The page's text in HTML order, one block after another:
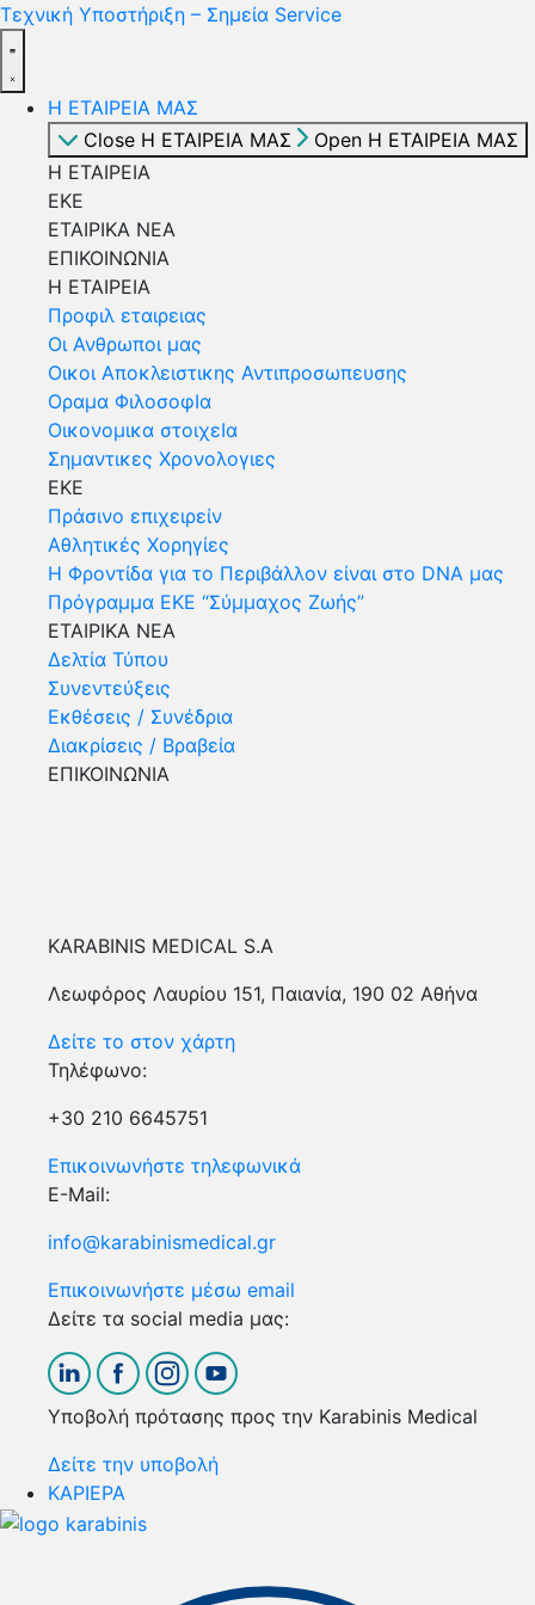
Τεχνική Υποστήριξη – Σημεία Service
Η ΕΤΑΙΡΕΙΑ ΜΑΣ
Close Η ΕΤΑΙΡΕΙΑ ΜΑΣ
Open Η ΕΤΑΙΡΕΙΑ ΜΑΣ
Η ΕΤΑΙΡΕΙΑ
ΕΚΕ
ΕΤΑΙΡΙΚΑ ΝΕΑ
ΕΠΙΚΟΙΝΩΝΙΑ
Η ΕΤΑΙΡΕΙΑ
Προφιλ εταιρειας
Οι Ανθρωποι μας
Οικοι Αποκλειστικης Αντιπροσωπευσης
Οραμα ΦιλοσοφΙα
Οικονομικα στοιχεΙα
Σημαντικες Χρονολογιες
ΕΚΕ
Πράσινο επιχειρείν
Αθλητικές Χορηγίες
Η Φροντίδα για το Περιβάλλον είναι στο DNA μας
Πρόγραμμα ΕΚΕ “Σύμμαχος Ζωής”
ΕΤΑΙΡΙΚΑ ΝΕΑ
Δελτία Τύπου
Συνεντεύξεις
Εκθέσεις / Συνέδρια
Διακρίσεις / Βραβεία
ΕΠΙΚΟΙΝΩΝΙΑ
KARABINIS MEDICAL S.A
Λεωφόρος Λαυρίου 151, Παιανία, 190 02 Αθήνα
Δείτε το στον χάρτη
Τηλέφωνο:
+30 210 6645751
Επικοινωνήστε τηλεφωνικά
E-Mail:
info@karabinismedical.gr
Επικοινωνήστε μέσω email
Δείτε τα social media μας:
Υποβολή πρότασης προς την Karabinis Medical
Δείτε την υποβολή
ΚΑΡΙΕΡΑ